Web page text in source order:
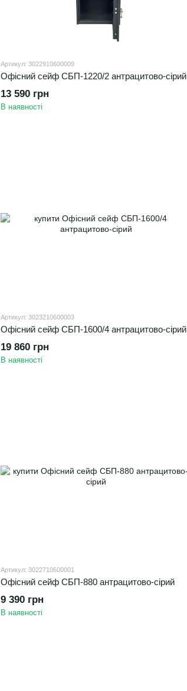
Артикул: 3022910600009
Офісний сейф CБП-1220/2 антрацитово-сірий
13 590 грн
В наявності
Артикул: 3023210600003
Офісний сейф CБП-1600/4 антрацитово-сірий
19 860 грн
В наявності
Артикул: 3022710600001
Офісний сейф CБП-880 антрацитово-сірий
9 390 грн
В наявності